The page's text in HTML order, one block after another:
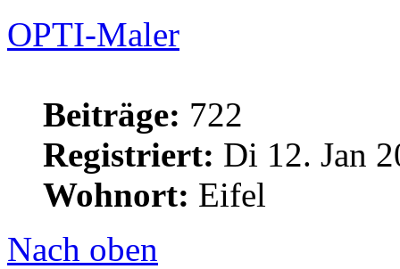
OPTI-Maler
Beiträge: 722
Registriert: Di 12. Jan
Wohnort: Eifel
Nach oben